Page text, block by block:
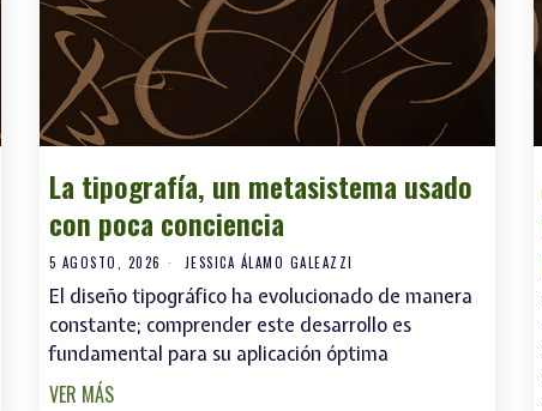
La tipografía, un metasistema usado
con poca conciencia
5 AGOSTO, 2026 JESSICA ÁLAMO GALEAZZI
El diseño tipográfico ha evolucionado de manera
constante; comprender este desarrollo es
fundamental para su aplicación óptima
VER MÁS